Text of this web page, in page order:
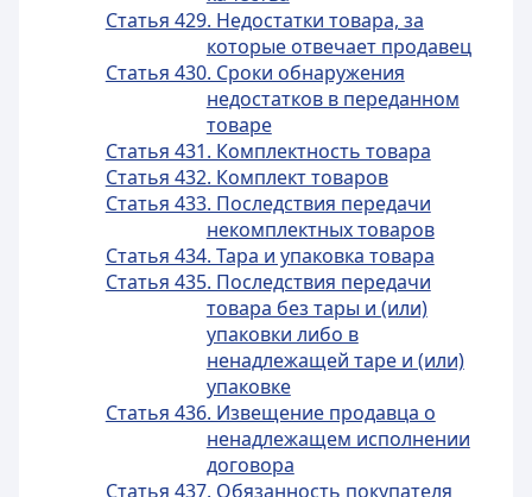
Статья 429. Недостатки товара, за
которые отвечает продавец
Статья 430. Сроки обнаружения
недостатков в переданном
товаре
Статья 431. Комплектность товара
Статья 432. Комплект товаров
Статья 433. Последствия передачи
некомплектных товаров
Статья 434. Тара и упаковка товара
Статья 435. Последствия передачи
товара без тары и (или)
упаковки либо в
ненадлежащей таре и (или)
упаковке
Статья 436. Извещение продавца о
ненадлежащем исполнении
договора
Статья 437. Обязанность покупателя